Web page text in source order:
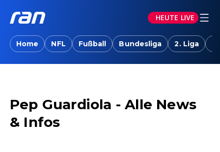
HEUTE LIVE
Home NFL Fußball Bundesliga 2. Liga
Pep Guardiola - Alle News
& Infos